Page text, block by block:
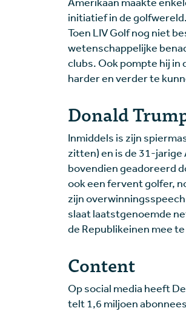
initiatief in de
Toen LIV Golf nog niet
wetenschappelijke
clubs. Ook pompte hij
harder en verder te
Donald
Inmiddels is zijn
zitten) en is de 31-jarige
bovendien geadoreerd
ook een fervent golfer,
zijn
slaat laatstgenoemde
de Republikeinen mee
Content
Op social media heeft
telt 1,6 miljoen